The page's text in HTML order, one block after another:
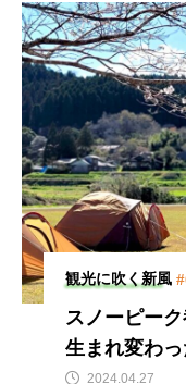
観光に吹く新風
スノーピー
生まれ変わっ
2024.04.27